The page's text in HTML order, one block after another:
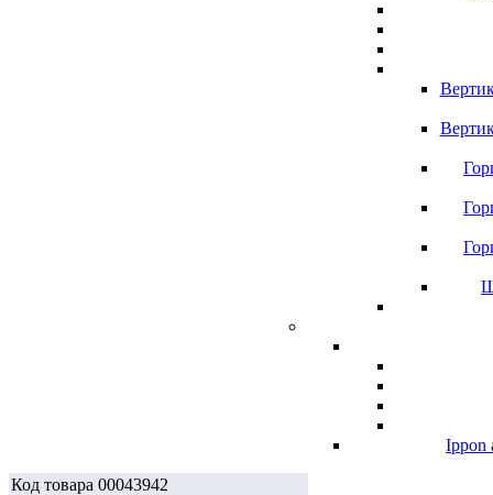
Ippon
Код товара 00043942